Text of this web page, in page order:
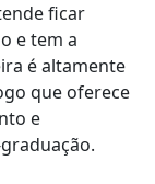
ficar
e tem a
é altamente
que oferece
e